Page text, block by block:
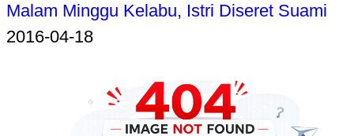
Malam Minggu Kelabu, Istri Diseret Suami
2016-04-18